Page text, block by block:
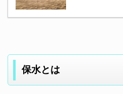
保水とは